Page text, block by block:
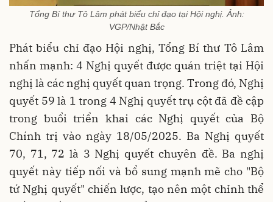
Tổng Bí thư Tô Lâm phát biểu chỉ đạo tại Hội nghị.Ảnh:
VGP/Nhật Bắc
Phát biểu chỉ đạo Hội nghị, Tổng Bí thư Tô Lâm
nhấn mạnh: 4 Nghị quyết được quán triệt tại Hội
nghị là các nghị quyết quan trọng. Trong đó, Nghị
quyết 59 là 1 trong 4 Nghị quyết trụ cột đã đề cập
trong buổi triển khai các Nghị quyết của Bộ
Chính trị vào ngày 18/05/2025. Ba Nghị quyết
70, 71, 72 là 3 Nghị quyết chuyên đề. Ba nghị
quyết này tiếp nối và bổ sung mạnh mẽ cho "Bộ
tứ Nghị quyết" chiến lược, tạo nên một chỉnh thể